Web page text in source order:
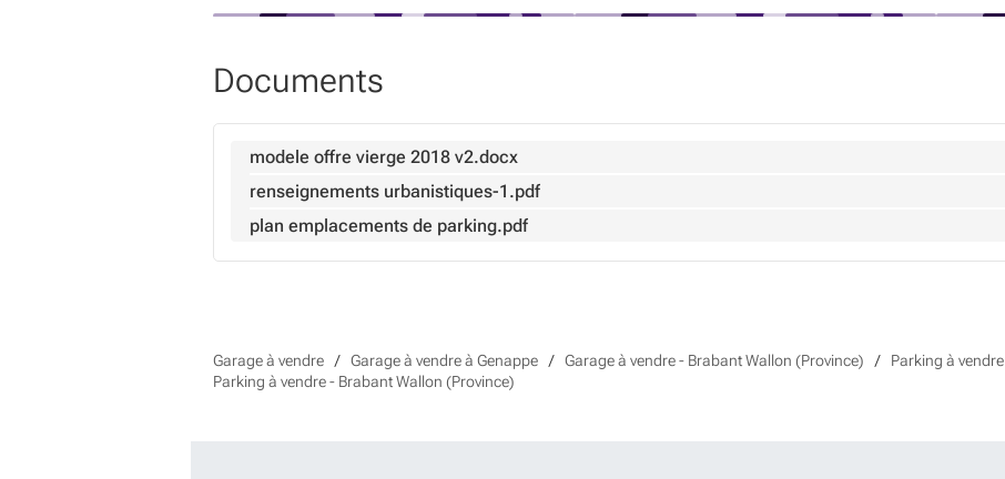
Documents
modele offre vierge 2018 v2.docx
renseignements urbanistiques-1.pdf
plan emplacements de parking.pdf
Garage à vendre Garage à vendre à Genappe Garage à vendre - Brabant Wallon (Province) Parking à vendre
Parking à vendre - Brabant Wallon (Province)